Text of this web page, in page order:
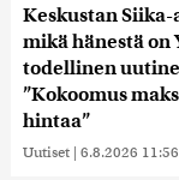
Keskustan Siika-
mikä hänestä on
todellinen
”Kokoomus
hintaa”
Uutiset | 6.8.2026 11:56